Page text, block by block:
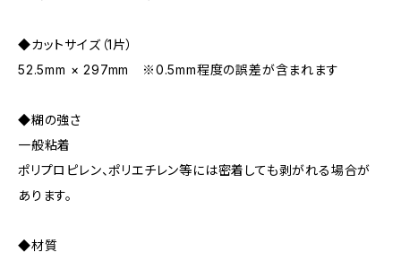
◆カットサイズ（1片）
52.5mm × 297mm ※0.5mm程度の誤差が含まれます
◆糊の強さ
一般粘着
ポリプロピレン、ポリエチレン等には密着しても剥がれる場合が
あります。
◆材質